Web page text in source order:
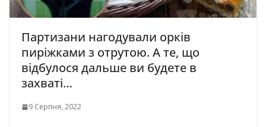
Партизани нагодували орків
пиріжками з отрутою. А те, що
відбулося дальше ви будете в
захваті…
9 Серпня, 2022